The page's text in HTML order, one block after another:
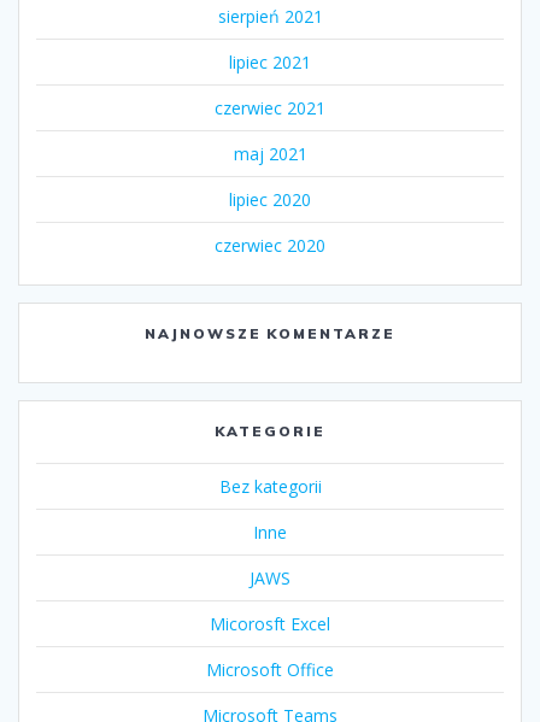
sierpień 2021
lipiec 2021
czerwiec 2021
maj 2021
lipiec 2020
czerwiec 2020
NAJNOWSZE KOMENTARZE
KATEGORIE
Bez kategorii
Inne
JAWS
Micorosft Excel
Microsoft Office
Microsoft Teams